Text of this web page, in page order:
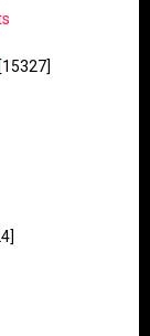
[15327]